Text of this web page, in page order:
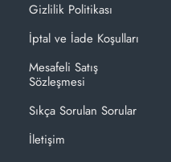
Gizlilik Politikası
İptal ve İade Koşulları
Mesafeli Satış
Sözleşmesi
Sıkça Sorulan Sorular
İletişim